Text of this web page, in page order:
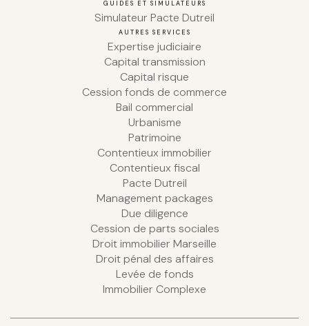
GUIDES ET SIMULATEURS
Simulateur Pacte Dutreil
AUTRES SERVICES
Expertise judiciaire
Capital transmission
Capital risque
Cession fonds de commerce
Bail commercial
Urbanisme
Patrimoine
Contentieux immobilier
Contentieux fiscal
Pacte Dutreil
Management packages
Due diligence
Cession de parts sociales
Droit immobilier Marseille
Droit pénal des affaires
Levée de fonds
Immobilier Complexe